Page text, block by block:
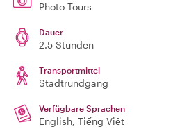
Photo Tours
Dauer
2.5 Stunden
Transportmittel
Stadtrundgang
Verfügbare Sprachen
English, Tiếng Việt